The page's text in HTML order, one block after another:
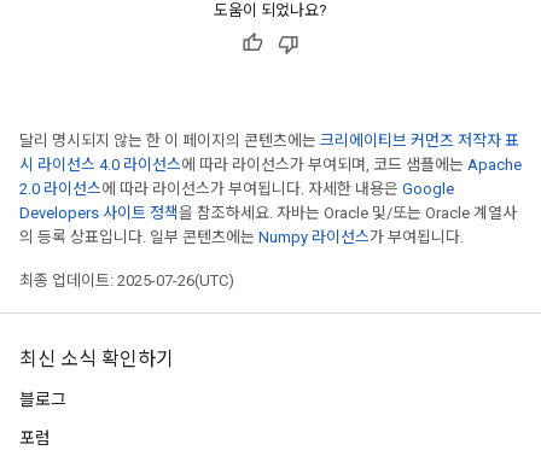
도움이 되었나요?
달리 명시되지 않는 한 이 페이지의 콘텐츠에는 크리에이티브 커먼즈 저작자 표
시 라이선스 4.0 라이선스에 따라 라이선스가 부여되며, 코드 샘플에는 Apache
2.0 라이선스에 따라 라이선스가 부여됩니다. 자세한 내용은 Google
Developers 사이트 정책을 참조하세요. 자바는 Oracle 및/또는 Oracle 계열사
의 등록 상표입니다. 일부 콘텐츠에는 Numpy 라이선스가 부여됩니다.
최종 업데이트: 2025-07-26(UTC)
최신 소식 확인하기
블로그
포럼